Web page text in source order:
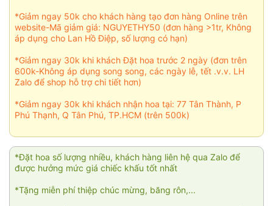
*Giảm ngay 50k cho khách hàng tạo đơn hàng Online trên
website-Mã giảm giá: NGUYETHY50 (đơn hàng >1tr, Không
áp dụng cho Lan Hồ Điệp, số lượng có hạn)
*Giảm ngay 30k khi khách Đặt hoa trước 2 ngày (đơn trên
600k-Không áp dụng song song, các ngày lễ, tết .v.v. LH
Zalo để shop hỗ trợ chi tiết hơn)
*Giảm ngay 30k khi khách nhận hoa tại: 77 Tân Thành, P
Phú Thạnh, Q Tân Phú, TP.HCM (trên 500k)
*Đặt hoa số lượng nhiều, khách hàng liên hệ qua Zalo để
được hưởng mức giá chiếc khấu tốt nhất
*Tặng miễn phí thiệp chúc mừng, băng rôn,...